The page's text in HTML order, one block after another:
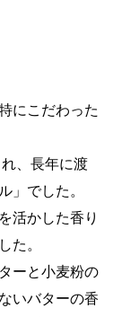
にこだわった
、長年に渡
」でした。
活かした香り
た。
ーと小麦粉の
いバターの香